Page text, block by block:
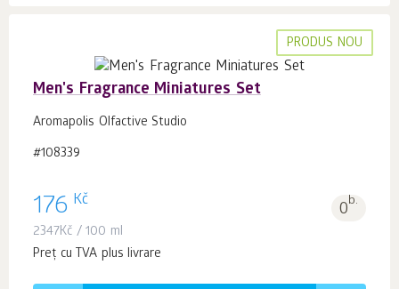
PRODUS NOU
Men's Fragrance Miniatures Set
Aromapolis Olfactive Studio
#108339
176 Kč 0b.
2347Kč / 100 ml
Preț cu TVA plus livrare